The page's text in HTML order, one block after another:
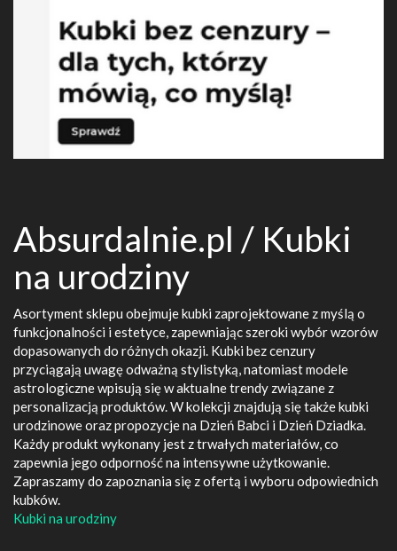
Absurdalnie.pl / Kubki
na urodziny
Asortyment sklepu obejmuje kubki zaprojektowane z myślą o
funkcjonalności i estetyce, zapewniając szeroki wybór wzorów
dopasowanych do różnych okazji. Kubki bez cenzury
przyciągają uwagę odważną stylistyką, natomiast modele
astrologiczne wpisują się w aktualne trendy związane z
personalizacją produktów. W kolekcji znajdują się także kubki
urodzinowe oraz propozycje na Dzień Babci i Dzień Dziadka.
Każdy produkt wykonany jest z trwałych materiałów, co
zapewnia jego odporność na intensywne użytkowanie.
Zapraszamy do zapoznania się z ofertą i wyboru odpowiednich
kubków.
Kubki na urodziny